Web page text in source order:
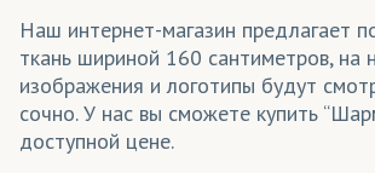
Сальса(ткани)
Самба(ткани)
Сандвич/Сэндвич(трикотаж)
Наш интернет-магазин предлагает
ткань шириной 160 сантиметров, на
изображения и логотипы будут
сочно. У нас вы сможете купить
доступной цене.